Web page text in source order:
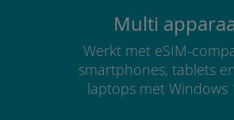
Multi
Werkt met eSIM-
smartphones, tablets
laptops met Windows